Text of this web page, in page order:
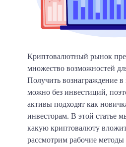
Криптовалютный рынок
множество возможностей
Получить вознаграждение в
можно без инвестиций,
активы подходят как
инвесторам. В этой статье
какую криптовалюту
рассмотрим рабочие методы